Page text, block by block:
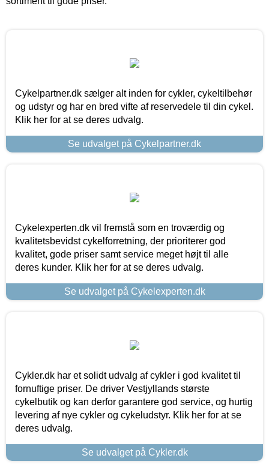
Cykelpartner.dk sælger alt inden for cykler, cykeltilbehør
og udstyr og har en bred vifte af reservedele til din cykel.
Klik her for at se deres udvalg.
Se udvalget på Cykelpartner.dk
Cykelexperten.dk vil fremstå som en troværdig og
kvalitetsbevidst cykelforretning, der prioriterer god
kvalitet, gode priser samt service meget højt til alle
deres kunder. Klik her for at se deres udvalg.
Se udvalget på Cykelexperten.dk
Cykler.dk har et solidt udvalg af cykler i god kvalitet til
fornuftige priser. De driver Vestjyllands største
cykelbutik og kan derfor garantere god service, og hurtig
levering af nye cykler og cykeludstyr. Klik her for at se
deres udvalg.
Se udvalget på Cykler.dk